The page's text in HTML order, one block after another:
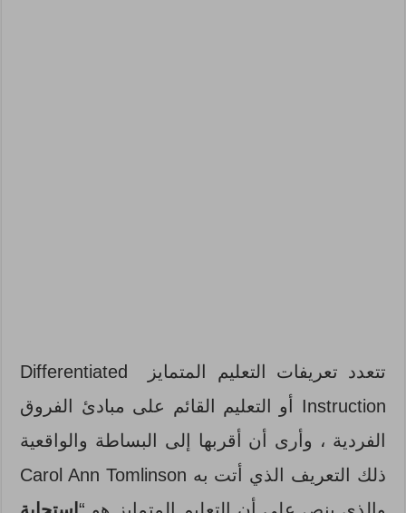
تتعدد تعريفات التعليم المتمايز Differentiated
Instruction أو التعليم القائم على مبادئ الفروق
الفردية ، وأرى أن أقربها إلى البساطة والواقعية
ذلك التعريف الذي أتت به Carol Ann Tomlinson